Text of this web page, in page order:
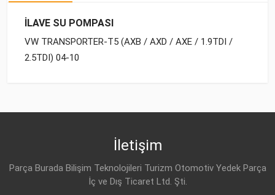
İLAVE SU POMPASI
VW TRANSPORTER-T5 (AXB / AXD / AXE / 1.9TDI /
2.5TDI) 04-10
VW
İletişim
Parça Burada Bilişim Teknolojileri Turizm Otomotiv Yedek Parça
İç ve Dış Ticaret Ltd. Şti.